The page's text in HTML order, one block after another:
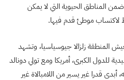
المناطق الحيوية التي لا يمكن
لاكتساب موطئ قدم فيها.
المنطقة زلزالا جيوسياسيا، وتشهد
للدول الكبرى، أمريكا ومع تولي دونالد
قدرا غير يسير من اللامبالاة غير